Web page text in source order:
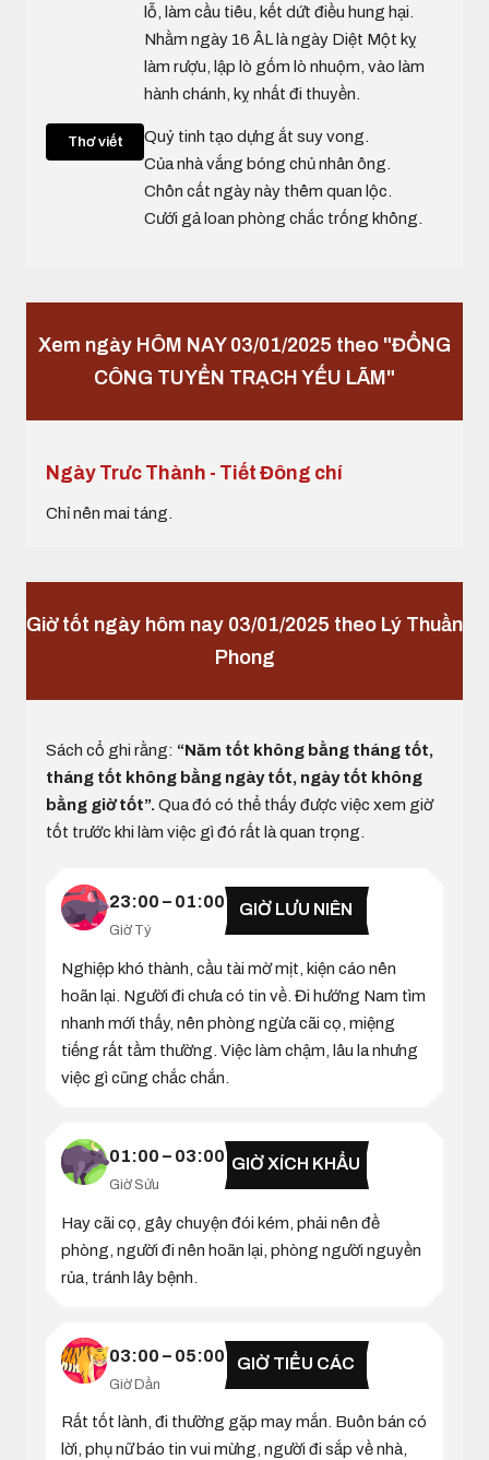
lỗ, làm cầu tiêu, kết dứt điều hung hại.
Nhằm ngày 16 ÂL là ngày Diệt Một kỵ
làm rượu, lập lò gốm lò nhuộm, vào làm
hành chánh, kỵ nhất đi thuyền.
Thơ viết
Quỷ tinh tạo dựng ắt suy vong.
Của nhà vắng bóng chủ nhân ông.
Chôn cất ngày này thêm quan lộc.
Cưới gả loan phòng chắc trống không.
Xem ngày HÔM NAY 03/01/2025 theo "ĐỔNG
CÔNG TUYỂN TRẠCH YẾU LÃM"
Ngày Trưc Thành - Tiết Đông chí
Chỉ nên mai táng.
Giờ tốt ngày hôm nay 03/01/2025 theo Lý Thuần
Phong
Sách cổ ghi rằng: “Năm tốt không bằng tháng tốt,
tháng tốt không bằng ngày tốt, ngày tốt không
bằng giờ tốt”. Qua đó có thể thấy được việc xem giờ
tốt trước khi làm việc gì đó rất là quan trọng.
23:00 – 01:00
Giờ Tý
GIỜ LƯU NIÊN
Nghiệp khó thành, cầu tài mờ mịt, kiện cáo nên
hoãn lại. Người đi chưa có tin về. Đi hướng Nam tìm
nhanh mới thấy, nên phòng ngừa cãi cọ, miệng
tiếng rất tầm thường. Việc làm chậm, lâu la nhưng
việc gì cũng chắc chắn.
01:00 – 03:00
Giờ Sửu
GIỜ XÍCH KHẨU
Hay cãi cọ, gây chuyện đói kém, phải nên đề
phòng, người đi nên hoãn lại, phòng người nguyền
rủa, tránh lây bệnh.
03:00 – 05:00
Giờ Dần
GIỜ TIỂU CÁC
Rất tốt lành, đi thường gặp may mắn. Buôn bán có
lời, phụ nữ báo tin vui mừng, người đi sắp về nhà,